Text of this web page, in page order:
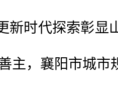
新时代探索彰显
主，襄阳市城市